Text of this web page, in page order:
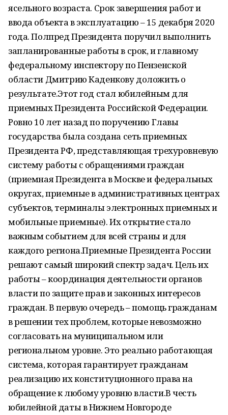
ясельного возраста. Срок завершения работ и
ввода объекта в эксплуатацию – 15 декабря 2020
года. Полпред Президента поручил выполнить
запланированные работы в срок, и главному
федеральному инспектору по Пензенской
области Дмитрию Каденкову доложить о
результате.Этот год стал юбилейным для
приемных Президента Российской Федерации.
Ровно 10 лет назад по поручению Главы
государства была создана сеть приемных
Президента РФ, представляющая трехуровневую
систему работы с обращениями граждан
(приемная Президента в Москве и федеральных
округах, приемные в административных центрах
субъектов, терминалы электронных приемных и
мобильные приемные). Их открытие стало
важным событием для всей страны и для
каждого региона.Приемные Президента России
решают самый широкий спектр задач. Цель их
работы – координация деятельности органов
власти по защите прав и законных интересов
граждан. В первую очередь – помощь гражданам
в решении тех проблем, которые невозможно
согласовать на муниципальном или
региональном уровне. Это реально работающая
система, которая гарантирует гражданам
реализацию их конституционного права на
обращение к любому уровню власти.В честь
юбилейной даты в Нижнем Новгороде